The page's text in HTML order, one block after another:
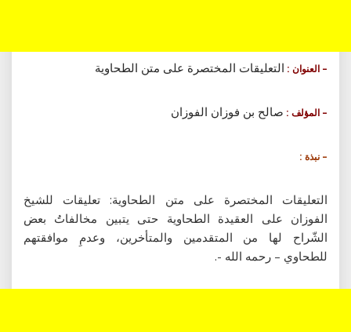
– العنوان : التعليقات المختصرة على متن الطحاوية
– المؤلف : صالح بن فوزان الفوزان
– نبذة :
التعليقات المختصرة على متن الطحاوية: تعليقات للشيخ
الفوزان على العقيدة الطحاوية حتى يتبين مخالفاتُ بعض
الشّراح لها من المتقدمين والمتأخرين، وعدمِ موافقتهم
للطحاوي – رحمه الله -.